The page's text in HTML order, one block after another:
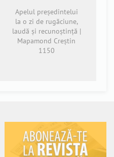
Apelul președintelui
la o zi de rugăciune,
laudă și recunoștință |
Mapamond Creștin
1150